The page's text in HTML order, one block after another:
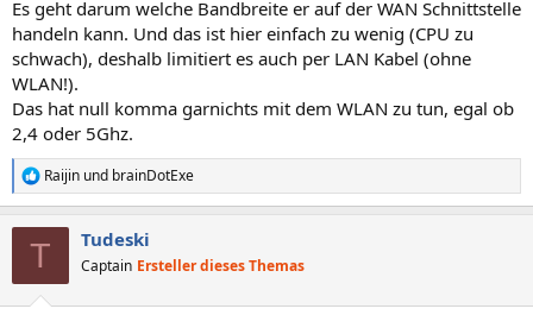
Es geht darum welche Bandbreite er auf der WAN Schnittstelle
handeln kann. Und das ist hier einfach zu wenig (CPU zu
schwach), deshalb limitiert es auch per LAN Kabel (ohne
WLAN!).
Das hat null komma garnichts mit dem WLAN zu tun, egal ob
2,4 oder 5Ghz.
R
e
Raijin und brainDotExe
T Tudeski
Captain Ersteller dieses Themas